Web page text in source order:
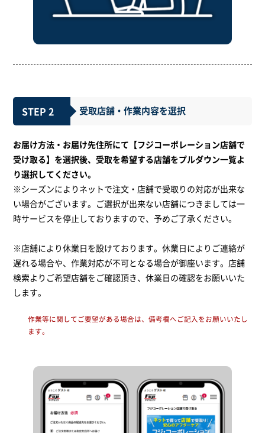
STEP 2 受取店舗・作業内容を選択
お届け方法・お届け先住所にて【フジコーポレーション店舗で
受け取る】を選択後、受取を希望する店舗をプルダウン一覧よ
り選択してください。
※シーズンによりネットで注文・店舗で受取りの対応が出来な
い場合がございます。ご選択が出来ない店舗につきましては一
時サービスを停止しておりますので、予めご了承ください。
※店舗により休業日を設けております。休業日によりご連絡が
遅れる場合や、作業対応が不可となる場合が御座います。店舗
検索よりご希望店舗をご確認頂き、休業日の確認をお願いいた
します。
作業等に関してご要望がある場合は、備考欄へご記入をお願いいたし
ます。